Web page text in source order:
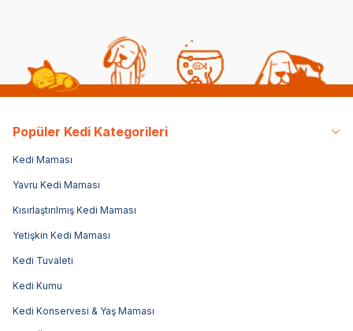
Popüler Kedi Kategorileri
Kedi Maması
Yavru Kedi Maması
Kısırlaştırılmış Kedi Maması
Yetişkin Kedi Maması
Kedi Tuvaleti
Kedi Kumu
Kedi Konservesi & Yaş Maması